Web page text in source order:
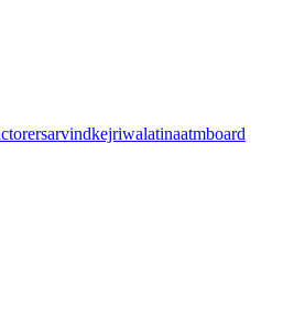
arvindkejriwalatinaatmboard